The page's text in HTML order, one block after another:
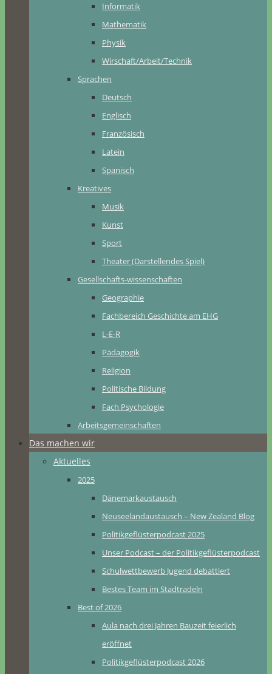
Informatik
Mathematik
Physik
Wirschaft/Arbeit/Technik
Sprachen
Deutsch
Englisch
Französisch
Latein
Spanisch
Kreatives
Musik
Kunst
Sport
Theater (Darstellendes Spiel)
Gesellschafts-wissenschaften
Geographie
Fachbereich Geschichte am EHG
L-E-R
Pädagogik
Religion
Politische Bildung
Fach Psychologie
Arbeitsgemeinschaften
Das machen wir
Aktuelles
2025
Dänemarkaustausch
Neuseelandaustausch – New Zealand Blog
Politikgeflüsterpodcast 2025
Unser Podcast – der Politikgeflüsterpodcast
Schulwettbewerb Jugend debattiert
Bestes Team im Stadtradeln
Best of 2026
Aula nach drei Jahren Bauzeit feierlich
eröffnet
Politikgeflüsterpodcast 2026